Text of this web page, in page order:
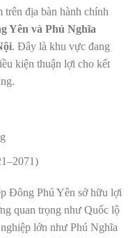
địa bàn hành chính
Yên và Phú Nghĩa
. Đây là khu vực đang
kiện thuận lợi cho kết
Đông Phú Yên sở hữu lợi
quan trọng như Quốc lộ
lớn như Phú Nghĩa